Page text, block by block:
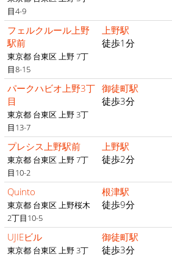
目4-9
フェルクルール上野
駅前
東京都 台東区 上野 7丁
目8-15
上野駅
徒歩1分
パークハビオ上野3丁
目
東京都 台東区 上野 3丁
目13-7
御徒町駅
徒歩3分
プレシス上野駅前
東京都 台東区 上野 7丁
目10-2
上野駅
徒歩2分
Quinto
東京都 台東区 上野桜木
2丁目10-5
根津駅
徒歩9分
UJIEビル
東京都 台東区 上野 3丁
御徒町駅
徒歩3分